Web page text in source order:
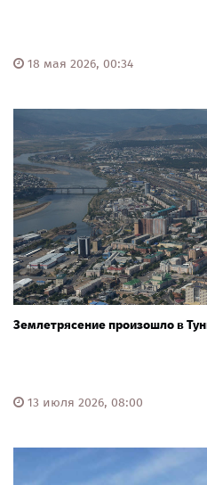
18 мая 2026, 00:34
Землетрясение произошло в
13 июля 2026, 08:00